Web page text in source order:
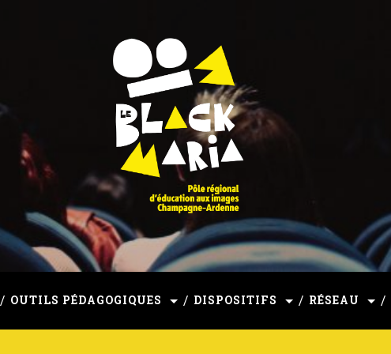
Ardenne
OUTILS PÉDAGOGIQUES DISPOSITIFS RÉSEAU